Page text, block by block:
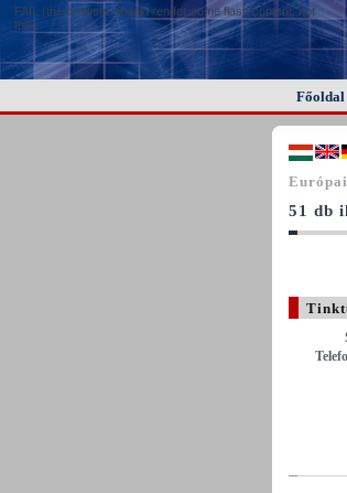
FAIL (the browser should render some flash content, not
this).
Főoldal
51 db